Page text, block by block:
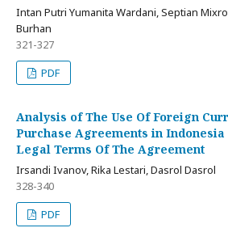
Intan Putri Yumanita Wardani, Septian
Burhan
321-327
PDF
Analysis of The Use Of Foreign
Purchase Agreements in Indonesia
Legal Terms Of The Agreement
Irsandi Ivanov, Rika Lestari, Dasrol Dasrol
328-340
PDF